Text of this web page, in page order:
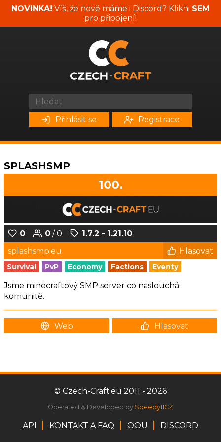
NOVINKA! Víš, že nově máme i Discord? Klikni SEM
pro připojení!
Přihlásit se Registrace
SPLASHSMP
100.
0 0 / 0
1.7.2 - 1.21.10
splashsmp.eu
Hlasovat
Survival PvP Economy Factions Eventy
Jsme minecraftový SMP server co naslouchá
komunitě.
Web Hlasovat
© Czech-Craft.eu 2011 - 2026
Operated & Developed by Speedy11CZ
API KONTAKT A FAQ OOU DISCORD